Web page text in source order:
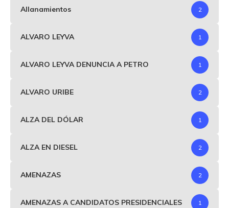
Allanamientos 2
ALVARO LEYVA 1
ALVARO LEYVA DENUNCIA A PETRO 1
ALVARO URIBE 2
ALZA DEL DÓLAR 1
ALZA EN DIESEL 2
AMENAZAS 2
AMENAZAS A CANDIDATOS PRESIDENCIALES 1